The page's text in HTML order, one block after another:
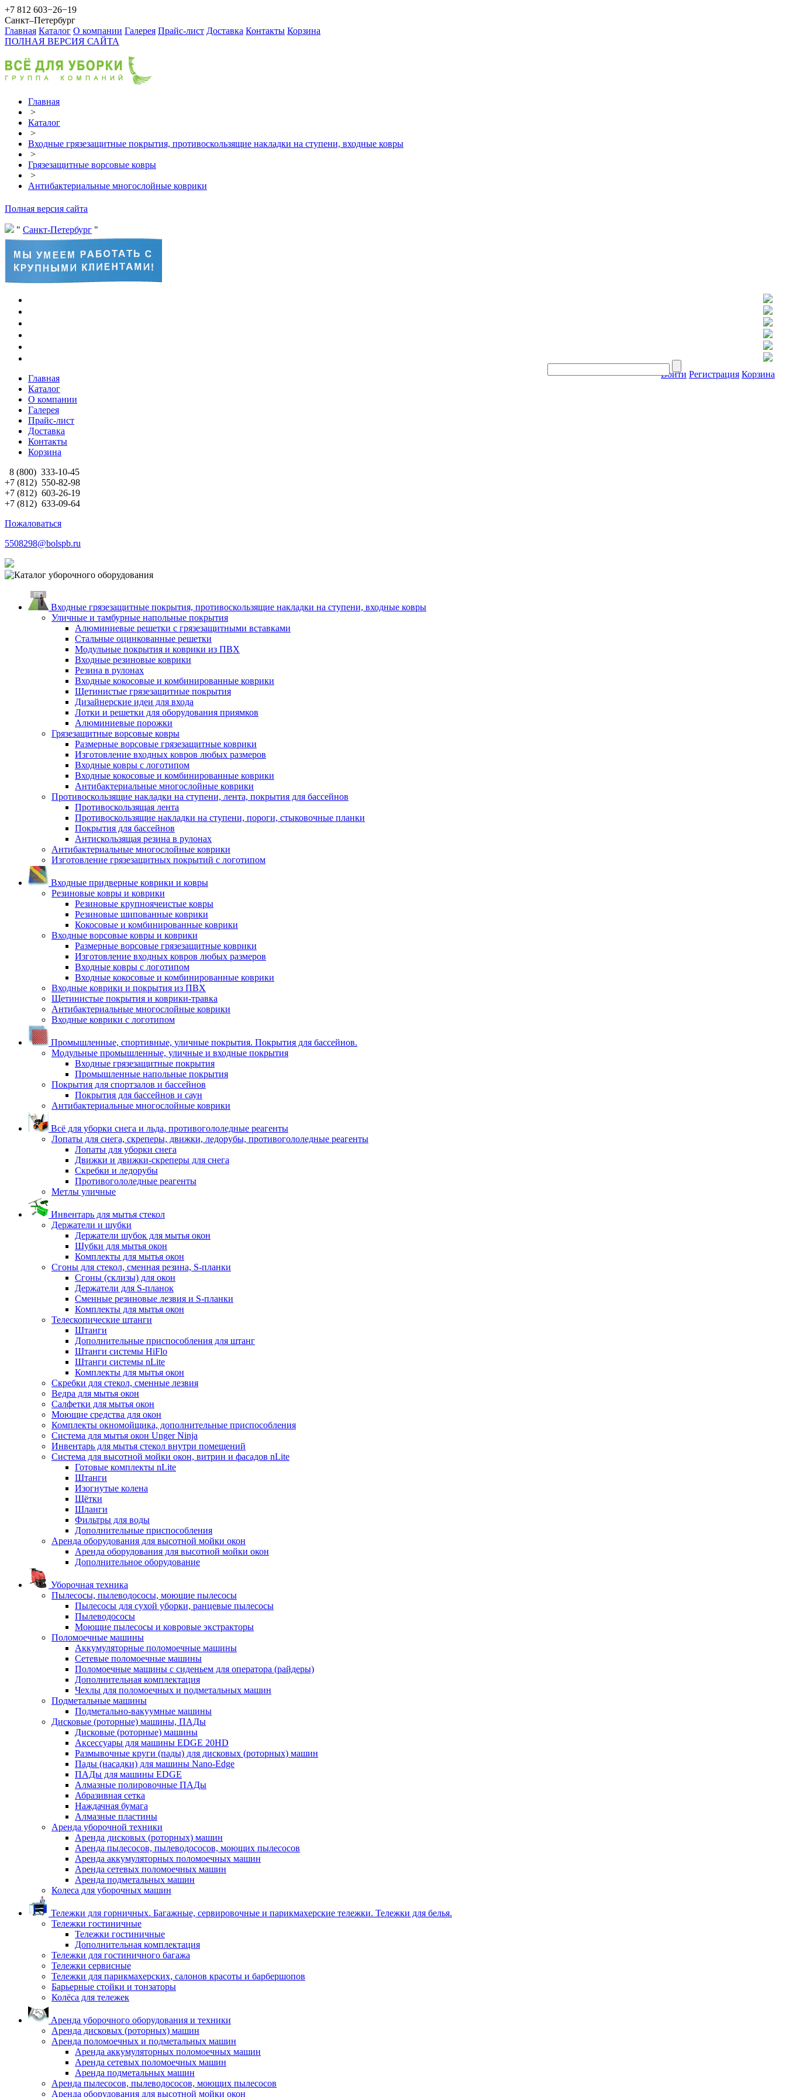
+7 812 603−26−19
Санкт–Петербург
Главная Каталог О компании Галерея Прайс-лист Доставка Контакты Корзина
ПОЛНАЯ ВЕРСИЯ САЙТА
Главная
>
Каталог
>
Входные грязезащитные покрытия, противоскользящие накладки на ступени, входные ковры
>
Грязезащитные ворсовые ковры
>
Антибактериальные многослойные коврики
Полная версия сайта
Санкт-Петербург
Войти Регистрация Корзина
Главная
Каталог
О компании
Галерея
Прайс-лист
Доставка
Контакты
Корзина
8 (800) 333-10-45
+7 (812) 550-82-98
+7 (812) 603-26-19
+7 (812) 633-09-64
Пожаловаться
5508298@bolspb.ru
Входные грязезащитные покрытия, противоскользящие накладки на ступени, входные ковры
Уличные и тамбурные напольные покрытия
Алюминиевые решетки с грязезащитными вставками
Стальные оцинкованные решетки
Модульные покрытия и коврики из ПВХ
Входные резиновые коврики
Резина в рулонах
Входные кокосовые и комбинированные коврики
Щетинистые грязезащитные покрытия
Дизайнерские идеи для входа
Лотки и решетки для оборудования приямков
Алюминиевые порожки
Грязезащитные ворсовые ковры
Размерные ворсовые грязезащитные коврики
Изготовление входных ковров любых размеров
Входные ковры с логотипом
Входные кокосовые и комбинированные коврики
Антибактериальные многослойные коврики
Противоскользящие накладки на ступени, лента, покрытия для бассейнов
Противоскользящая лента
Противоскользящие накладки на ступени, пороги, стыковочные планки
Покрытия для бассейнов
Антискользящая резина в рулонах
Антибактериальные многослойные коврики
Изготовление грязезащитных покрытий с логотипом
Входные придверные коврики и ковры
Резиновые ковры и коврики
Резиновые крупноячеистые ковры
Резиновые шипованные коврики
Кокосовые и комбинированные коврики
Входные ворсовые ковры и коврики
Размерные ворсовые грязезащитные коврики
Изготовление входных ковров любых размеров
Входные ковры с логотипом
Входные кокосовые и комбинированные коврики
Входные коврики и покрытия из ПВХ
Щетинистые покрытия и коврики-травка
Антибактериальные многослойные коврики
Входные коврики с логотипом
Промышленные, спортивные, уличные покрытия. Покрытия для бассейнов.
Модульные промышленные, уличные и входные покрытия
Входные грязезащитные покрытия
Промышленные напольные покрытия
Покрытия для спортзалов и бассейнов
Покрытия для бассейнов и саун
Антибактериальные многослойные коврики
Всё для уборки снега и льда, противогололедные реагенты
Лопаты для снега, скреперы, движки, ледорубы, противогололедные реагенты
Лопаты для уборки снега
Движки и движки-скреперы для снега
Скребки и ледорубы
Противогололедные реагенты
Метлы уличные
Инвентарь для мытья стекол
Держатели и шубки
Держатели шубок для мытья окон
Шубки для мытья окон
Комплекты для мытья окон
Сгоны для стекол, сменная резина, S-планки
Сгоны (склизы) для окон
Держатели для S-планок
Сменные резиновые лезвия и S-планки
Комплекты для мытья окон
Телескопические штанги
Штанги
Дополнительные приспособления для штанг
Штанги системы HiFlo
Штанги системы nLite
Комплекты для мытья окон
Скребки для стекол, сменные лезвия
Ведра для мытья окон
Салфетки для мытья окон
Моющие средства для окон
Комплекты окномойщика, дополнительные приспособления
Система для мытья окон Unger Ninja
Инвентарь для мытья стекол внутри помещений
Система для высотной мойки окон, витрин и фасадов nLite
Готовые комплекты nLite
Штанги
Изогнутые колена
Щётки
Шланги
Фильтры для воды
Дополнительные приспособления
Аренда оборудования для высотной мойки окон
Аренда оборудования для высотной мойки окон
Дополнительное оборудование
Уборочная техника
Пылесосы, пылеводососы, моющие пылесосы
Пылесосы для сухой уборки, ранцевые пылесосы
Пылеводососы
Моющие пылесосы и ковровые экстракторы
Поломоечные машины
Аккумуляторные поломоечные машины
Сетевые поломоечные машины
Поломоечные машины с сиденьем для оператора (райдеры)
Дополнительная комплектация
Чехлы для поломоечных и подметальных машин
Подметальные машины
Подметально-вакуумные машины
Дисковые (роторные) машины, ПАДы
Дисковые (роторные) машины
Аксессуары для машины EDGE 20HD
Размывочные круги (пады) для дисковых (роторных) машин
Пады (насадки) для машины Nano-Edge
ПАДы для машины EDGE
Алмазные полировочные ПАДы
Абразивная сетка
Наждачная бумага
Алмазные пластины
Аренда уборочной техники
Аренда дисковых (роторных) машин
Аренда пылесосов, пылеводососов, моющих пылесосов
Аренда аккумуляторных поломоечных машин
Аренда сетевых поломоечных машин
Аренда подметальных машин
Колеса для уборочных машин
Тележки для горничных. Багажные, сервировочные и парикмахерские тележки. Тележки для белья.
Тележки гостиничные
Тележки гостиничные
Дополнительная комплектация
Тележки для гостиничного багажа
Тележки сервисные
Тележки для парикмахерских, салонов красоты и барбершопов
Барьерные стойки и тонзаторы
Колёса для тележек
Аренда уборочного оборудования и техники
Аренда дисковых (роторных) машин
Аренда поломоечных и подметальных машин
Аренда аккумуляторных поломоечных машин
Аренда сетевых поломоечных машин
Аренда подметальных машин
Аренда пылесосов, пылеводососов, моющих пылесосов
Аренда оборудования для высотной мойки окон